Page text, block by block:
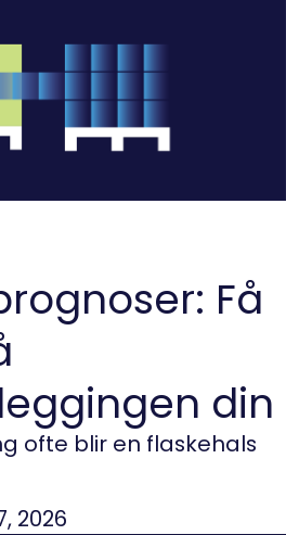
Få
din
ofte blir en flaskehals
2026